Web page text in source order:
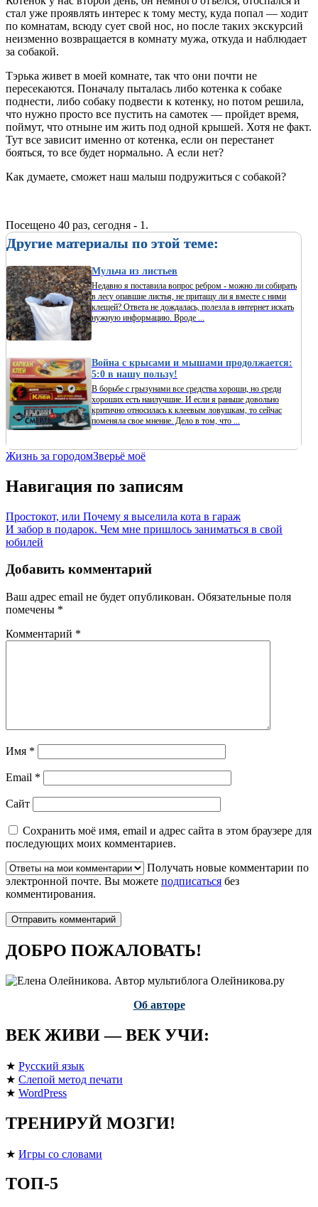
стал уже проявлять интерес к тому месту, куда попал — ходит
по комнатам, всюду сует свой нос, но после таких экскурсий
неизменно возвращается в комнату мужа, откуда и наблюдает
за собакой.
Тэрька живет в моей комнате, так что они почти не
пересекаются. Поначалу пыталась либо котенка к собаке
поднести, либо собаку подвести к котенку, но потом решила,
что нужно просто все пустить на самотек — пройдет время,
поймут, что отныне им жить под одной крышей. Хотя не факт.
Тут все зависит именно от котенка, если он перестанет
бояться, то все будет нормально. А если нет?
Как думаете, сможет наш малыш подружиться с собакой?
Посещено 40 раз, сегодня - 1.
Другие материалы по этой теме:
Мульча из листьев
Недавно я поставила вопрос ребром - можно ли собирать
в лесу опавшие листья, не притащу ли я вместе с ними
клещей? Ответа не дождалась, полезла в интернет искать
нужную информацию. Вроде ...
Война с крысами и мышами продолжается:
5:0 в нашу пользу!
В борьбе с грызунами все средства хороши, но среди
хороших есть наилучшие. И если я раньше довольно
критично относилась к клеевым ловушкам, то сейчас
поменяла свое мнение. Дело в том, что ...
Жизнь за городомЗверьё моё
Навигация по записям
Простокот, или Почему я выселила кота в гараж
И забор в подарок. Чем мне пришлось заниматься в свой
юбилей
Добавить комментарий
Ваш адрес email не будет опубликован. Обязательные поля
помечены *
Комментарий *
Имя *
Email *
Сайт
Сохранить моё имя, email и адрес сайта в этом браузере для
последующих моих комментариев.
Получать новые комментарии по
электронной почте. Вы можете подписаться без
комментирования.
ДОБРО ПОЖАЛОВАТЬ!
Об авторе
ВЕК ЖИВИ — ВЕК УЧИ:
★ Русский язык
★ Слепой метод печати
★ WordPress
ТРЕНИРУЙ МОЗГИ!
★ Игры со словами
ТОП-5